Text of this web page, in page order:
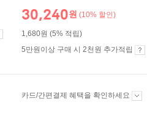
30,240원 (10% 할인)
1,680원 (5% 적립)
5만원이상 구매 시 2천원 추가적립
카드/간편결제 혜택을 확인하세요